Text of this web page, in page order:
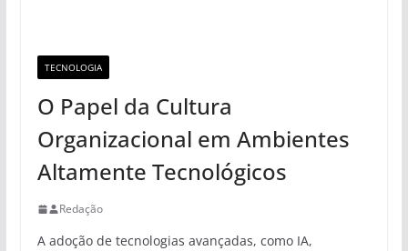
TECNOLOGIA
O Papel da Cultura
Organizacional em Ambientes
Altamente Tecnológicos
Redação
A adoção de tecnologias avançadas, como IA,